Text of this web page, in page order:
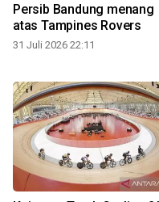
Persib Bandung menang
atas Tampines Rovers
31 Juli 2026 22:11